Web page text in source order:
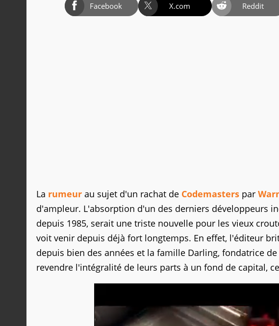
Facebook X.com Reddit
La rumeur au sujet d'un rachat de Codemasters par
d'ampleur. L'absorption d'un des derniers développeurs
depuis 1985, serait une triste nouvelle pour les vieux
voit venir depuis déjà fort longtemps. En effet, l'éditeur
depuis bien des années et la famille Darling, fondatrice
revendre l'intégralité de leurs parts à un fond de capital,